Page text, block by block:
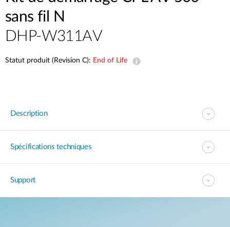
sans fil N
DHP-W311AV
Statut produit (Revision C): End of Life
Description
Spécifications techniques
Support